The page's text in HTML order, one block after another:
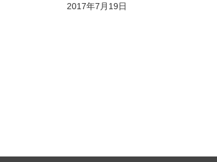
2017年7月19日